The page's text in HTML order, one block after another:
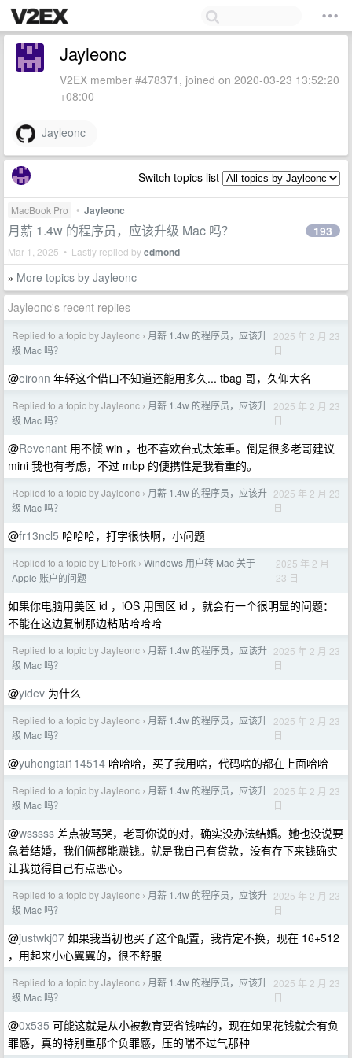
Jayleonc
V2EX member #478371, joined on 2020-03-23 13:52:20
+08:00
Jayleonc
Switch topics list
MacBook Pro • Jayleonc
月薪 1.4w 的程序员，应该升级 Mac 吗？
Mar 1, 2025 • Lastly replied byedmond
193
» More topics by Jayleonc
Jayleonc's recent replies
Replied to a topic by Jayleonc › 月薪 1.4w 的程序员，应该升
级 Mac 吗？
2025 年 2 月 23
日
@eironn 年轻这个借口不知道还能用多久... tbag 哥，久仰大名
Replied to a topic by Jayleonc › 月薪 1.4w 的程序员，应该升
级 Mac 吗？
2025 年 2 月 23
日
@Revenant 用不惯 win ，也不喜欢台式太笨重。倒是很多老哥建议
mini 我也有考虑，不过 mbp 的便携性是我看重的。
Replied to a topic by Jayleonc › 月薪 1.4w 的程序员，应该升
级 Mac 吗？
2025 年 2 月 23
日
@fr13ncl5 哈哈哈，打字很快啊，小问题
Replied to a topic by LifeFork › Windows 用户转 Mac 关于
Apple 账户的问题
2025 年 2 月
23 日
如果你电脑用美区 id ，iOS 用国区 id ，就会有一个很明显的问题：
不能在这边复制那边粘贴哈哈哈
Replied to a topic by Jayleonc › 月薪 1.4w 的程序员，应该升
级 Mac 吗？
2025 年 2 月 23
日
@yidev 为什么
Replied to a topic by Jayleonc › 月薪 1.4w 的程序员，应该升
级 Mac 吗？
2025 年 2 月 23
日
@yuhongtai114514 哈哈哈，买了我用啥，代码啥的都在上面哈哈
Replied to a topic by Jayleonc › 月薪 1.4w 的程序员，应该升
级 Mac 吗？
2025 年 2 月 23
日
@wsssss 差点被骂哭，老哥你说的对，确实没办法结婚。她也没说要
急着结婚，我们俩都能赚钱。就是我自己有贷款，没有存下来钱确实
让我觉得自己有点恶心。
Replied to a topic by Jayleonc › 月薪 1.4w 的程序员，应该升
级 Mac 吗？
2025 年 2 月 23
日
@justwkj07 如果我当初也买了这个配置，我肯定不换，现在 16+512
，用起来小心翼翼的，很不舒服
Replied to a topic by Jayleonc › 月薪 1.4w 的程序员，应该升
级 Mac 吗？
2025 年 2 月 23
日
@0x535 可能这就是从小被教育要省钱啥的，现在如果花钱就会有负
罪感，真的特别重那个负罪感，压的喘不过气那种